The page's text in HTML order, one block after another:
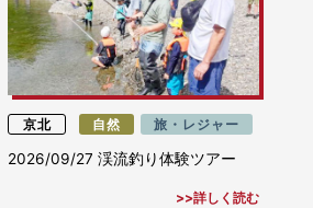
京北 自然 旅・レジャー
2026/09/27渓流釣り体験ツアー
詳しく読む